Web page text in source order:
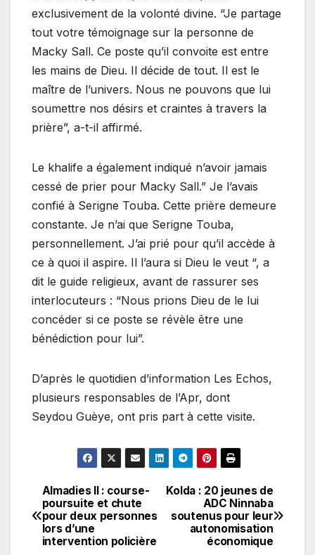
exclusivement de la volonté divine. “Je partage
tout votre témoignage sur la personne de
Macky Sall. Ce poste qu’il convoite est entre
les mains de Dieu. Il décide de tout. Il est le
maître de l’univers. Nous ne pouvons que lui
soumettre nos désirs et craintes à travers la
prière”, a-t-il affirmé.
Le khalife a également indiqué n’avoir jamais
cessé de prier pour Macky Sall.” Je l’avais
confié à Serigne Touba. Cette prière demeure
constante. Je n’ai que Serigne Touba,
personnellement. J’ai prié pour qu’il accède à
ce à quoi il aspire. Il l’aura si Dieu le veut “, a
dit le guide religieux, avant de rassurer ses
interlocuteurs : “Nous prions Dieu de le lui
concéder si ce poste se révèle être une
bénédiction pour lui”.
D’après le quotidien d’information Les Echos,
plusieurs responsables de l’Apr, dont
Seydou Guèye, ont pris part à cette visite.
Navigation
de
Kolda : 20 jeunes de
ADC Ninnaba
soutenus pour leur
autonomisation
économique
Almadies II : course-
poursuite et chute
pour deux personnes
lors d’une
intervention policière